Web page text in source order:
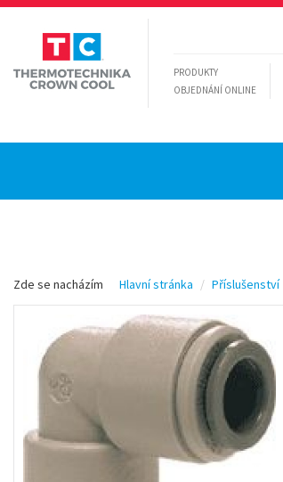
PRODUKTY
OBJEDNÁNÍ ONLINE
Zde se nacházím Hlavní stránka Příslušenství